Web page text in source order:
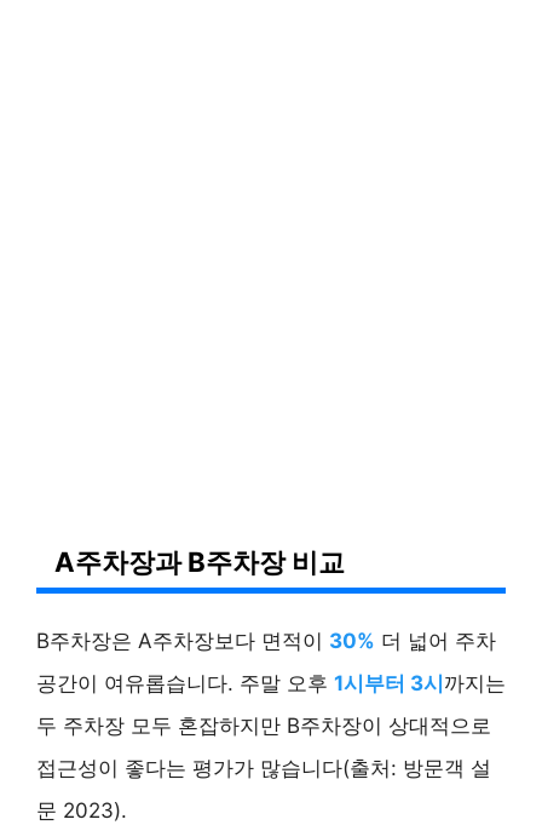
A주차장과 B주차장 비교
B주차장은 A주차장보다 면적이 30% 더 넓어 주차
공간이 여유롭습니다. 주말 오후 1시부터 3시 까지는
두 주차장 모두 혼잡하지만 B주차장이 상대적으로
접근성이 좋다는 평가가 많습니다(출처: 방문객 설
문 2023).